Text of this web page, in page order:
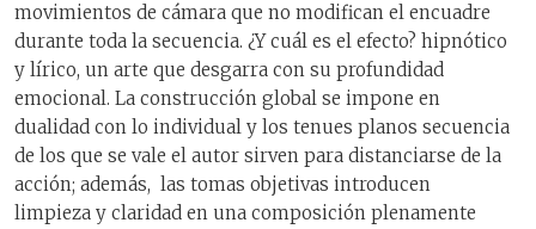
movimientos de cámara que no modifican el encuadre
durante toda la secuencia. ¿Y cuál es el efecto? hipnótico
y lírico, un arte que desgarra con su profundidad
emocional. La construcción global se impone en
dualidad con lo individual y los tenues planos secuencia
de los que se vale el autor sirven para distanciarse de la
acción; además, las tomas objetivas introducen
limpieza y claridad en una composición plenamente